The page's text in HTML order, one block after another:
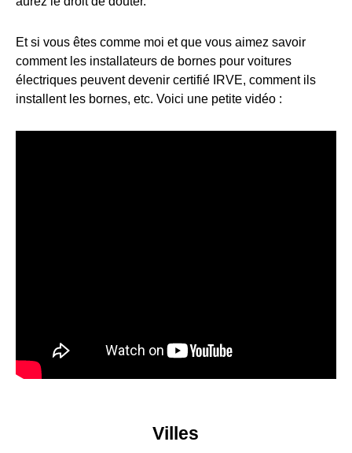
Et si vous êtes comme moi et que vous aimez savoir
comment les installateurs de bornes pour voitures
électriques peuvent devenir certifié IRVE, comment ils
installent les bornes, etc. Voici une petite vidéo :
Villes